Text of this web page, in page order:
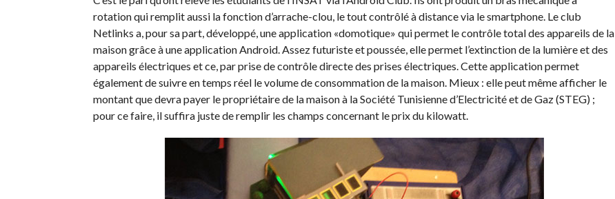
rotation qui remplit aussi la fonction d’arrache-clou, le tout contrôlé à distance via le smartphone. Le club
Netlinks a, pour sa part, développé, une application «domotique» qui permet le contrôle total des appareils de la
maison grâce à une application Android. Assez futuriste et poussée, elle permet l’extinction de la lumière et des
appareils électriques et ce, par prise de contrôle directe des prises électriques. Cette application permet
également de suivre en temps réel le volume de consommation de la maison. Mieux : elle peut même afficher le
montant que devra payer le propriétaire de la maison à la Société Tunisienne d’Electricité et de Gaz (STEG) ;
pour ce faire, il suffira juste de remplir les champs concernant le prix du kilowatt.